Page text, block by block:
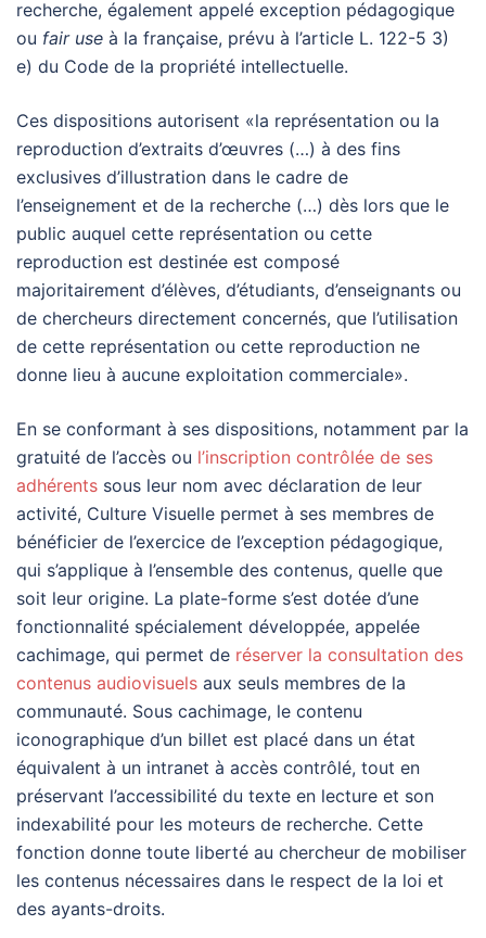
recherche, également appelé exception pédagogique
ou fair use à la française, prévu à l’article L. 122-5 3)
e) du Code de la propriété intellectuelle.
Ces dispositions autorisent «la représentation ou la
reproduction d’extraits d’œuvres (…) à des fins
exclusives d’illustration dans le cadre de
l’enseignement et de la recherche (…) dès lors que le
public auquel cette représentation ou cette
reproduction est destinée est composé
majoritairement d’élèves, d’étudiants, d’enseignants ou
de chercheurs directement concernés, que l’utilisation
de cette représentation ou cette reproduction ne
donne lieu à aucune exploitation commerciale».
En se conformant à ses dispositions, notamment par la
gratuité de l’accès ou l’inscription contrôlée de ses
adhérents sous leur nom avec déclaration de leur
activité, Culture Visuelle permet à ses membres de
bénéficier de l’exercice de l’exception pédagogique,
qui s’applique à l’ensemble des contenus, quelle que
soit leur origine. La plate-forme s’est dotée d’une
fonctionnalité spécialement développée, appelée
cachimage, qui permet de réserver la consultation des
contenus audiovisuels aux seuls membres de la
communauté. Sous cachimage, le contenu
iconographique d’un billet est placé dans un état
équivalent à un intranet à accès contrôlé, tout en
préservant l’accessibilité du texte en lecture et son
indexabilité pour les moteurs de recherche. Cette
fonction donne toute liberté au chercheur de mobiliser
les contenus nécessaires dans le respect de la loi et
des ayants-droits.